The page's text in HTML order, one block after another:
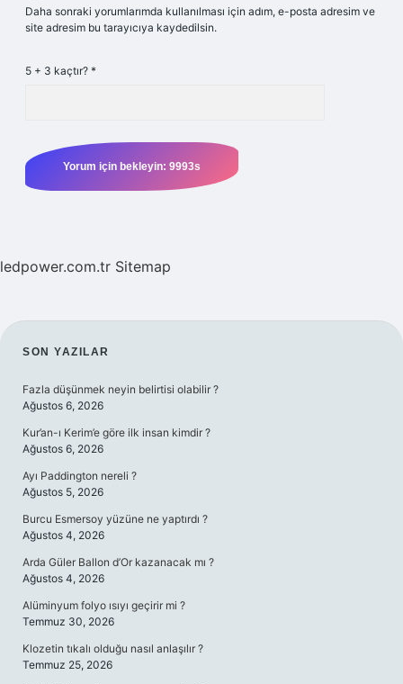
Daha sonraki yorumlarımda kullanılması için adım, e-posta adresim ve
site adresim bu tarayıcıya kaydedilsin.
5 + 3 kaçtır? *
ledpower.com.tr Sitemap
SIDEBAR
SON YAZILAR
Fazla düşünmek neyin belirtisi olabilir ?
Ağustos 6, 2026
Kur’an-ı Kerim’e göre ilk insan kimdir ?
Ağustos 6, 2026
Ayı Paddington nereli ?
Ağustos 5, 2026
Burcu Esmersoy yüzüne ne yaptırdı ?
Ağustos 4, 2026
Arda Güler Ballon d’Or kazanacak mı ?
Ağustos 4, 2026
Alüminyum folyo ısıyı geçirir mi ?
Temmuz 30, 2026
Klozetin tıkalı olduğu nasıl anlaşılır ?
Temmuz 25, 2026